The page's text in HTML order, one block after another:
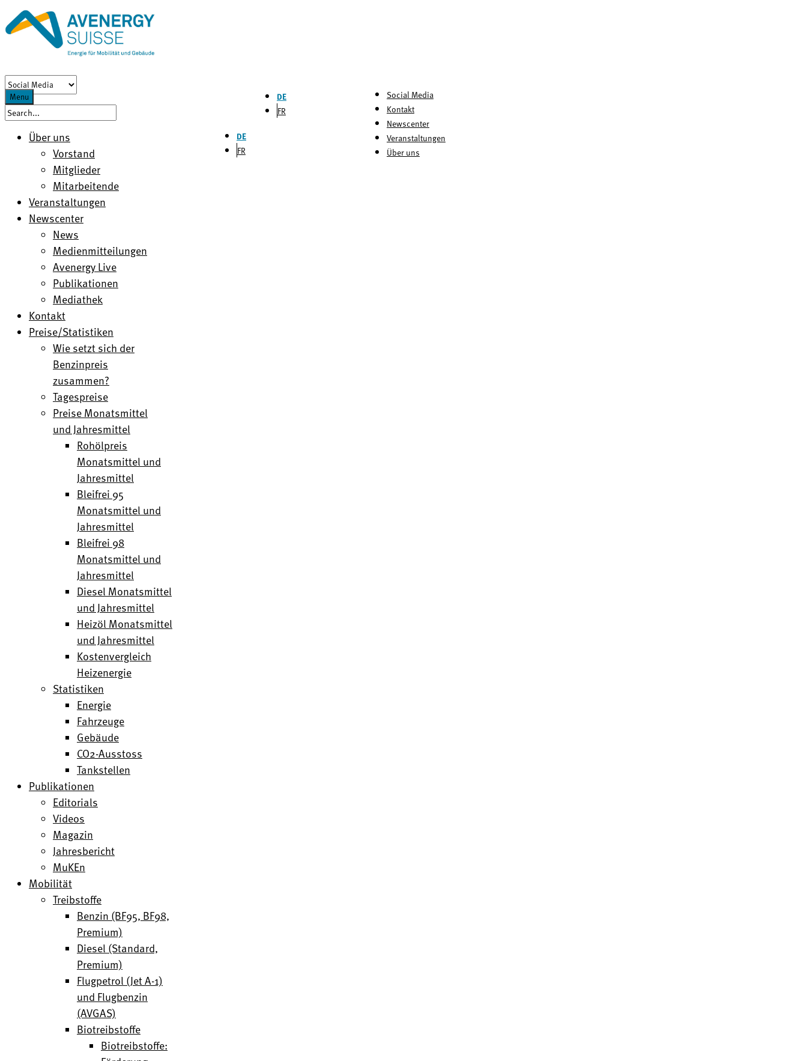
Social Media
Kontakt
Newscenter
Veranstaltungen
Über uns
DE
FR
Menu
DE
FR
Über uns
Vorstand
Mitglieder
Mitarbeitende
Veranstaltungen
Newscenter
News
Medienmitteilungen
Avenergy Live
Publikationen
Mediathek
Kontakt
Preise/Statistiken
Wie setzt sich der
Benzinpreis
zusammen?
Tagespreise
Preise Monatsmittel
und Jahresmittel
Rohölpreis
Monatsmittel und
Jahresmittel
Bleifrei 95
Monatsmittel und
Jahresmittel
Bleifrei 98
Monatsmittel und
Jahresmittel
Diesel Monatsmittel
und Jahresmittel
Heizöl Monatsmittel
und Jahresmittel
Kostenvergleich
Heizenergie
Statistiken
Energie
Fahrzeuge
Gebäude
CO2-Ausstoss
Tankstellen
Publikationen
Editorials
Videos
Magazin
Jahresbericht
MuKEn
Mobilität
Treibstoffe
Benzin (BF95, BF98,
Premium)
Diesel (Standard,
Premium)
Flugpetrol (Jet A-1)
und Flugbenzin
(AVGAS)
Biotreibstoffe
Biotreibstoffe: